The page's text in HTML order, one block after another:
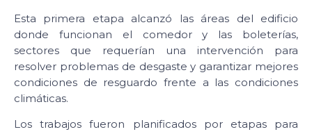
Esta primera etapa alcanzó las áreas del edificio
donde funcionan el comedor y las boleterías,
sectores que requerían una intervención para
resolver problemas de desgaste y garantizar mejores
condiciones de resguardo frente a las condiciones
climáticas.
Los trabajos fueron planificados por etapas para